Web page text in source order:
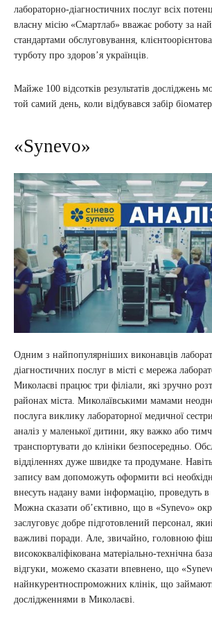
лабораторно-діагностичних послуг всіх
власну місію «Смартлаб» вважає роботу за
стандартами обслуговування,
турботу про здоров’я українців.
Майже 100 відсотків результатів досліджень
той самий день, коли відбувався забір
«Synevo»
Одним з найпопулярніших виконавців
діагностичних послуг в місті є мережа
Миколаєві працює три філіали, які зручно
районах міста. Миколаївськими мамами
послуга виклику лабораторної медичної
аналіз у маленької дитини, яку важко або
транспортувати до клініки безпосередньо.
відділеннях дуже швидке та продумане.
запису вам допоможуть оформити всі
внесуть надану вами інформацію, проведуть в
Можна сказати об’єктивно, що в «Synevo»
заслуговує добре підготовлений персонал,
важливі поради. Але, звичайно, головною
висококваліфікована матеріально-технічна
відгуки, можемо сказати впевнено, що
найнкурентноспроможних клінік, що
дослідженнями в Миколаєві.